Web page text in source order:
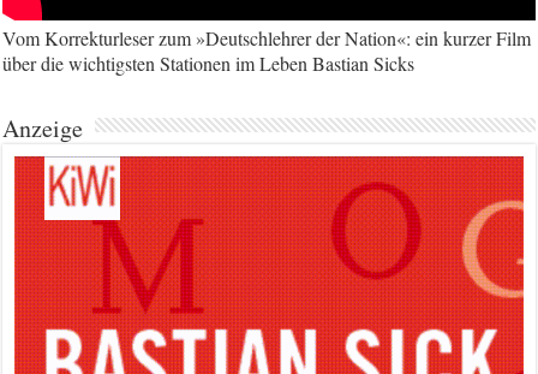
Vom Korrekturleser zum »Deutschlehrer der Nation«: ein kurzer Film
über die wichtigsten Stationen im Leben Bastian Sicks
Anzeige